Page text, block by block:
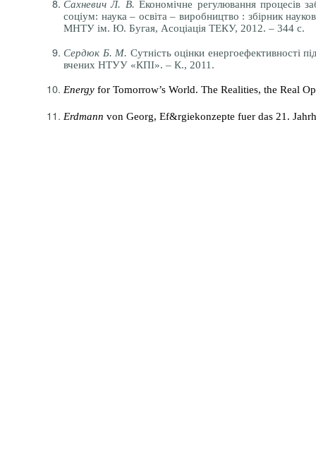
Сахневич Л. В. Економічне регулювання процесів
соціум: наука – освіта – виробництво : збірник
МНТУ ім. Ю. Бугая, Асоціація ТЕКУ, 2012. – 344 с.
Сердюк Б. М. Сутність оцінки енергоефективності
вчених НТУУ «КПІ». – К., 2011.
Energy for Tomorrow’s World. The Realities, the Real
Erdmann von Georg, Ef&rgiekonzepte fuer das 21.